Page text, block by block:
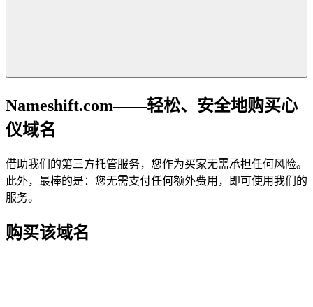
Nameshift.com——轻松、安全地购买心
仪域名
借助我们的第三方托管服务，您作为买家无需承担任何风险。
此外，最棒的是：您无需支付任何额外费用，即可使用我们的
服务。
购买该域名